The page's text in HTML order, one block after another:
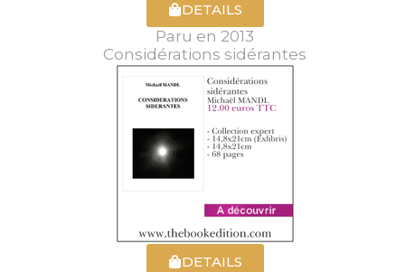
DETAILS
Paru en 2013
Considérations sidérantes
DETAILS